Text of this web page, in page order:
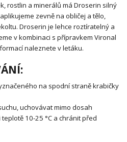
rostlin a minerálů má Droserin silný
zevně na obličej a tělo,
Droserin je lehce roztíratelný a
v kombinaci s přípravkem Vironal
naleznete v letáku.
na spodní straně krabičky
uchovávat mimo dosah
10-25 °C a chránit před